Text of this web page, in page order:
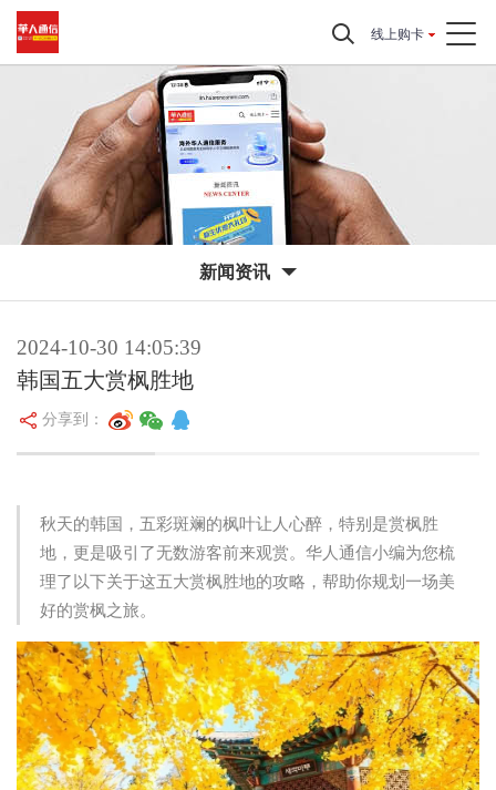
线上购卡
新闻资讯
2024-10-30 14:05:39
韩国五大赏枫胜地
分享到：
秋天的韩国，五彩斑斓的枫叶让人心醉，特别是赏枫胜
地，更是吸引了无数游客前来观赏。华人通信小编为您梳
理了以下关于这五大赏枫胜地的攻略，帮助你规划一场美
好的赏枫之旅。